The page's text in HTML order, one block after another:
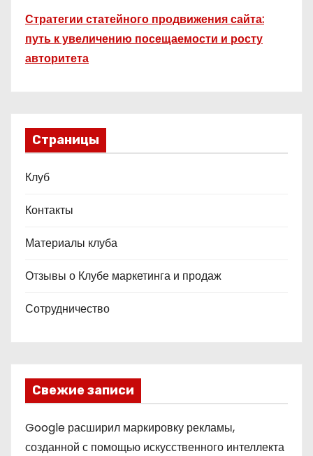
Стратегии статейного продвижения сайта:
путь к увеличению посещаемости и росту
авторитета
Страницы
Клуб
Контакты
Материалы клуба
Отзывы о Клубе маркетинга и продаж
Сотрудничество
Свежие записи
Google расширил маркировку рекламы,
созданной с помощью искусственного интеллекта